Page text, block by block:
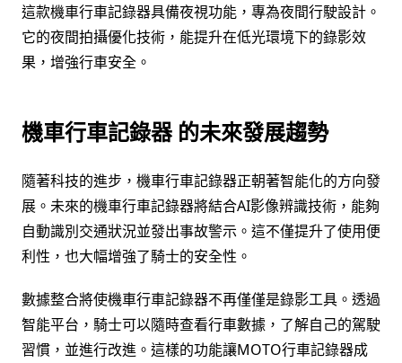
這款機車行車記錄器具備夜視功能，專為夜間行駛設計。
它的夜間拍攝優化技術，能提升在低光環境下的錄影效
果，增強行車安全。
機車行車記錄器 的未來發展趨勢
隨著科技的進步，機車行車記錄器正朝著智能化的方向發
展。未來的機車行車記錄器將結合AI影像辨識技術，能夠
自動識別交通狀況並發出事故警示。這不僅提升了使用便
利性，也大幅增強了騎士的安全性。
數據整合將使機車行車記錄器不再僅僅是錄影工具。透過
智能平台，騎士可以隨時查看行車數據，了解自己的駕駛
習慣，並進行改進。這樣的功能讓MOTO行車記錄器成